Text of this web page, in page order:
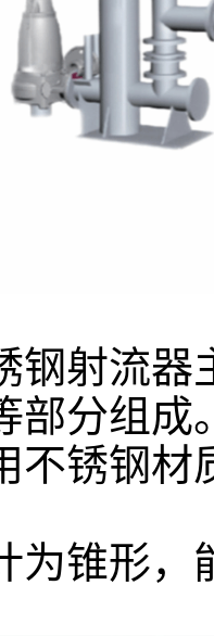
钢射流
部分组成
不锈钢
为锥形